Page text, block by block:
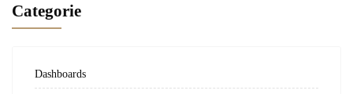
Categorie
Dashboards